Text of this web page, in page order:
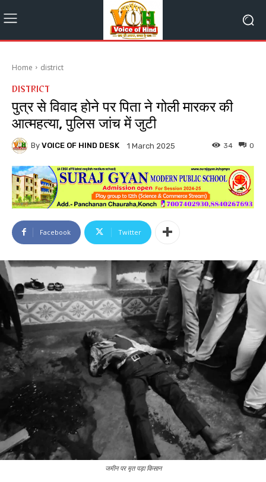
Home district
DISTRICT
पुत्र से विवाद होने पर पिता ने गोली मारकर की
आत्महत्या, पुलिस जांच में जुटी
By VOICE OF HIND DESK 1 March 2025 0
34
Facebook Twitter
जमीन पर मृत पड़ा किसान